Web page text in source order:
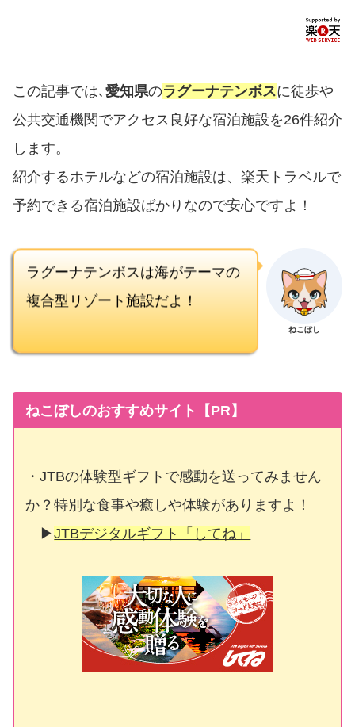
この記事では､ 愛知県のラグーナテンボスに徒歩や
公共交通機関でアクセス良好な宿泊施設を26件紹介
します。
紹介するホテルなどの宿泊施設は、楽天トラベルで
予約できる宿泊施設ばかりなので安心ですよ！
ラグーナテンボスは海がテーマの
複合型リゾート施設だよ！
ねこぼし
ねこぼしのおすすめサイト【PR】
・JTBの体験型ギフトで感動を送ってみません
か？特別な食事や癒しや体験がありますよ！
▶JTBデジタルギフト「してね」